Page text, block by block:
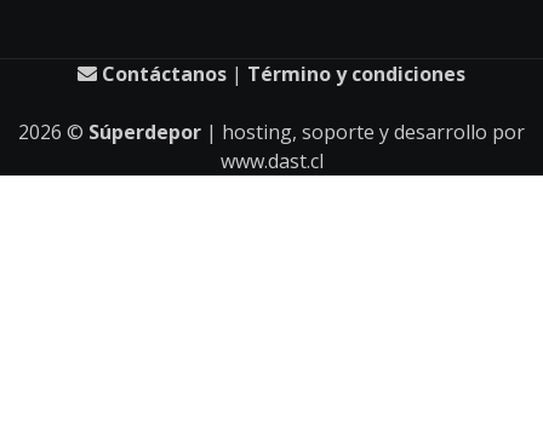
Contáctanos | Término y condiciones
2026 © Súperdepor | hosting, soporte y desarrollo por
www.dast.cl